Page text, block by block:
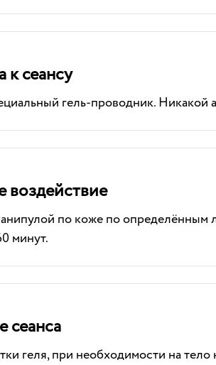
к сеансу
гель-проводник. Никакой
воздействие
по коже по определённым
минут.
сеанса
геля, при необходимости на тело